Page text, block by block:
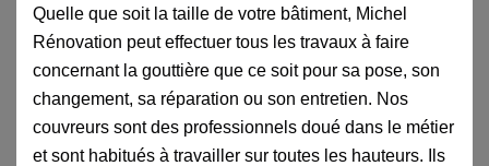
Quelle que soit la taille de votre bâtiment, Michel
Rénovation peut effectuer tous les travaux à faire
concernant la gouttière que ce soit pour sa pose, son
changement, sa réparation ou son entretien. Nos
couvreurs sont des professionnels doué dans le métier
et sont habitués à travailler sur toutes les hauteurs. Ils